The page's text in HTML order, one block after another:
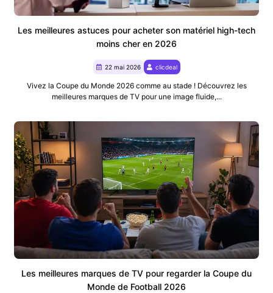
Les meilleures astuces pour acheter son matériel high-tech
moins cher en 2026
22 mai 2026 clicdeal
Vivez la Coupe du Monde 2026 comme au stade ! Découvrez les
meilleures marques de TV pour une image fluide,...
Les meilleures marques de TV pour regarder la Coupe du
Monde de Football 2026